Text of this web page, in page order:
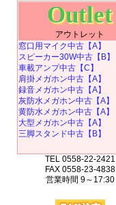
Outlet
アウトレット
窓口用マイク中古【A】
スピーカー30W中古【B】
車載アンプ中古【C】
肩掛メガホン中古【A】
録音メガホン中古【A】
灰防水メガホン中古【A】
黄防水メガホン中古【A】
大型メガホン中古【A】
三脚スタンド中古【B】
TEL 0558-22-2421
FAX 0558-23-4838
営業時間 9～17:30